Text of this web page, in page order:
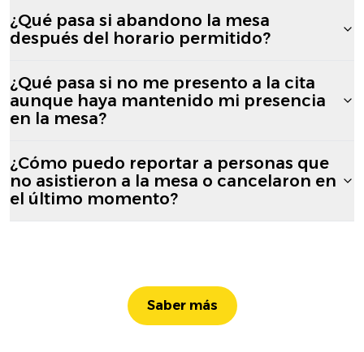
¿Qué pasa si abandono la mesa
después del horario permitido?
¿Qué pasa si no me presento a la cita
aunque haya mantenido mi presencia
en la mesa?
¿Cómo puedo reportar a personas que
no asistieron a la mesa o cancelaron en
el último momento?
Saber más